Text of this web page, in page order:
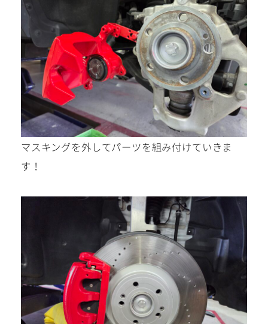
マスキングを外してパーツを組み付けていきま
す！